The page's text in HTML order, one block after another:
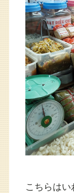
こちらは